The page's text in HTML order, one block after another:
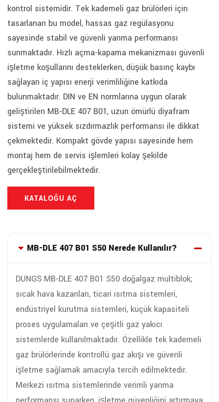
kontrol sistemidir. Tek kademeli gaz brülörleri için
tasarlanan bu model, hassas gaz regülasyonu
sayesinde stabil ve güvenli yanma performansı
sunmaktadır. Hızlı açma-kapama mekanizması güvenli
işletme koşullarını desteklerken, düşük basınç kaybı
sağlayan iç yapısı enerji verimliliğine katkıda
bulunmaktadır. DIN ve EN normlarına uygun olarak
geliştirilen MB-DLE 407 B01, uzun ömürlü diyafram
sistemi ve yüksek sızdırmazlık performansı ile dikkat
çekmektedir. Kompakt gövde yapısı sayesinde hem
montaj hem de servis işlemleri kolay şekilde
gerçekleştirilebilmektedir.
KATALOĞU AÇ
MB-DLE 407 B01 S50 Nerede Kullanılır?
DUNGS MB-DLE 407 B01 S50 doğalgaz multiblok;
sıcak hava kazanları, ticari ısıtma sistemleri,
endüstriyel kurutma sistemleri, küçük kapasiteli
proses uygulamaları ve çeşitli gaz yakıcı
sistemlerde kullanılmaktadır. Özellikle tek kademeli
gaz brülörlerinde kontrollü gaz akışı ve güvenli
işletme sağlamak amacıyla tercih edilmektedir.
Merkezi ısıtma sistemlerinde verimli yanma